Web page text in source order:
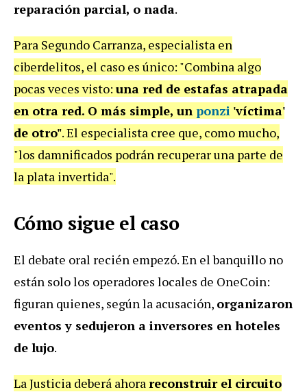
reparación parcial, o nada.
Para Segundo Carranza, especialista en
ciberdelitos, el caso es único: "Combina algo
pocas veces visto: una red de estafas atrapada
en otra red. O más simple, un ponzi 'víctima'
de otro". El especialista cree que, como mucho,
"los damnificados podrán recuperar una parte de
la plata invertida".
Cómo sigue el caso
El debate oral recién empezó. En el banquillo no
están solo los operadores locales de OneCoin:
figuran quienes, según la acusación, organizaron
eventos y sedujeron a inversores en hoteles
de lujo.
La Justicia deberá ahora reconstruir el circuito